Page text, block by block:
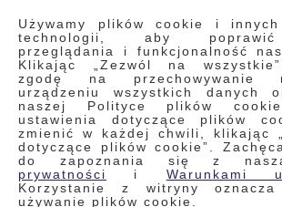
Używamy plików cookie i innych
technologii, aby
przeglądania i funkcjonalność
Klikając „Zezwól na
zgodę na przechowywanie
urządzeniu wszystkich danych
naszej Polityce plików
ustawienia dotyczące plików
zmienić w każdej chwili, klikając
dotyczące plików cookie”.
do zapoznania się z
prywatności
i Warunkami
Korzystanie z witryny
używanie plików cookie.
INFORMACJE
Regulamin
Polityka prywatności i pliki cookie
Wyszukiwane frazy
Wyszukiwanie zaawansowane
Zamówienia
Skontaktuj się z nami